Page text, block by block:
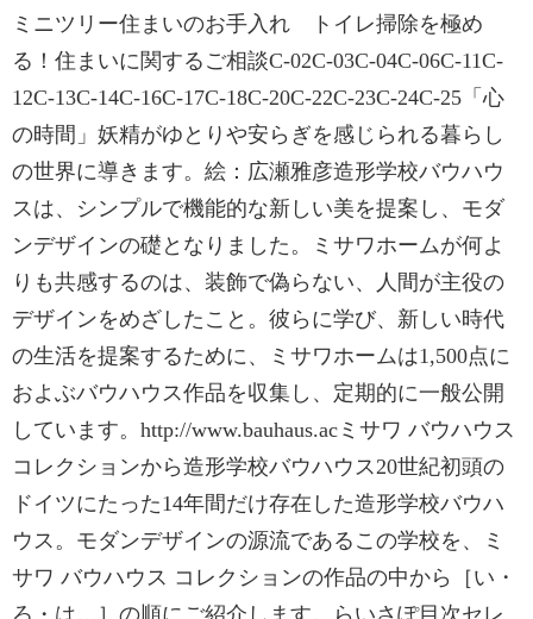
ミニツリー住まいのお手入れ トイレ掃除を極め
る！住まいに関するご相談C-02C-03C-04C-06C-11C-
12C-13C-14C-16C-17C-18C-20C-22C-23C-24C-25「心
の時間」妖精がゆとりや安らぎを感じられる暮らし
の世界に導きます。絵：広瀬雅彦造形学校バウハウ
スは、シンプルで機能的な新しい美を提案し、モダ
ンデザインの礎となりました。ミサワホームが何よ
りも共感するのは、装飾で偽らない、人間が主役の
デザインをめざしたこと。彼らに学び、新しい時代
の生活を提案するために、ミサワホームは1,500点に
およぶバウハウス作品を収集し、定期的に一般公開
しています。http://www.bauhaus.acミサワ バウハウス
コレクションから造形学校バウハウス20世紀初頭の
ドイツにたった14年間だけ存在した造形学校バウハ
ウス。モダンデザインの源流であるこの学校を、ミ
サワ バウハウス コレクションの作品の中から［い・
ろ・は…］の順にご紹介します。らいさぽ目次セレ